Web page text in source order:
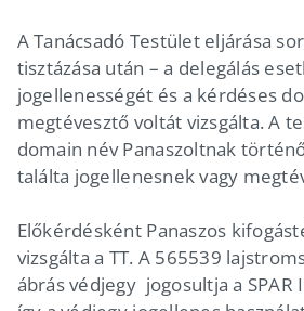
A Tanácsadó Testület eljárása
tisztázása után – a delegálás
jogellenességét és a kérdéses
megtévesztő voltát vizsgálta. A
domain név Panaszoltnak
találta jogellenesnek vagy
Előkérdésként Panaszos
vizsgálta a TT. A 565539
ábrás védjegy jogosultja a SPAR